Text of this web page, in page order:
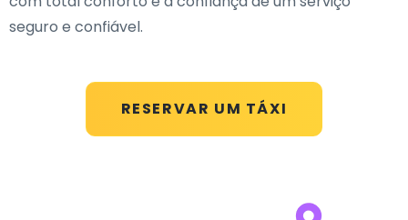
RESERVAR UM TÁXI
seguro e confiável.